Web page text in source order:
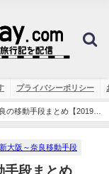
プライバシーポリシー
の移動手段まとめ【2019年
わらず？
新大阪～奈良移動手段
手段まとめ